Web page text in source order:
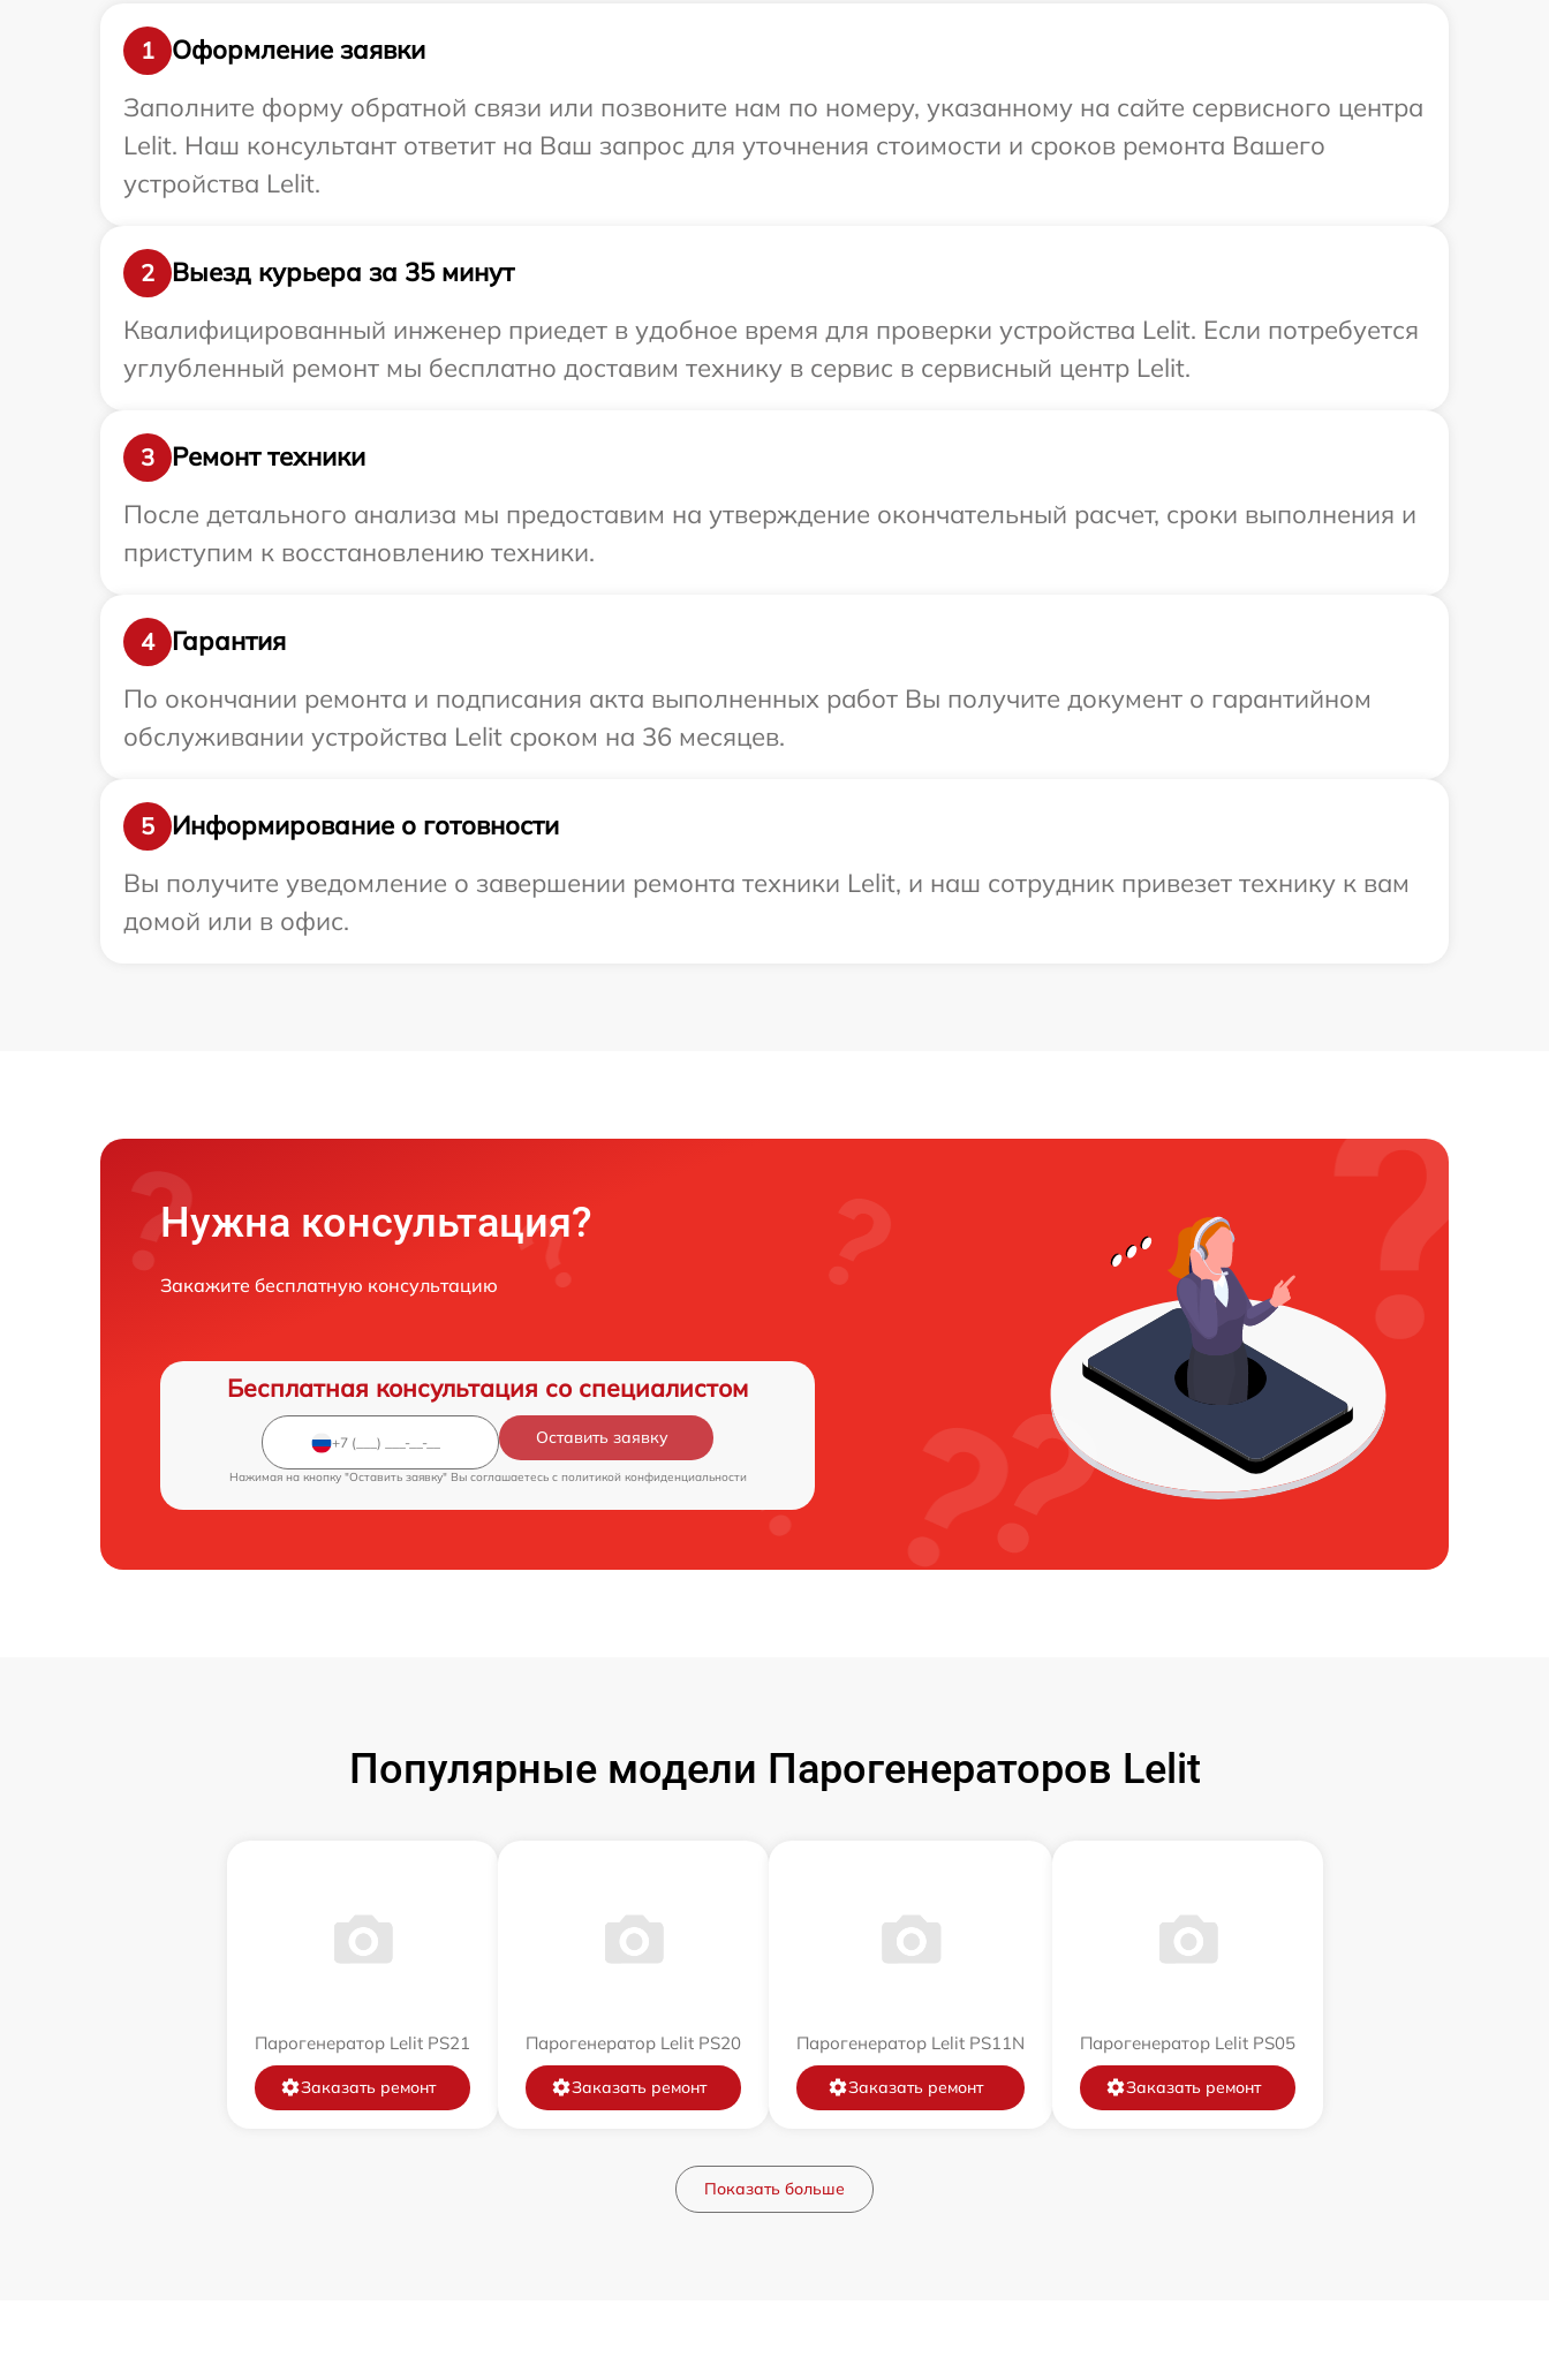
1
Оформление заявки
Заполните форму обратной связи или позвоните нам по номеру, указанному на сайте сервисного центра
Lelit. Наш консультант ответит на Ваш запрос для уточнения стоимости и сроков ремонта Вашего
устройства Lelit.
2
Выезд курьера за 35 минут
Квалифицированный инженер приедет в удобное время для проверки устройства Lelit. Если потребуется
углубленный ремонт мы бесплатно доставим технику в сервис в сервисный центр Lelit.
3
Ремонт техники
После детального анализа мы предоставим на утверждение окончательный расчет, сроки выполнения и
приступим к восстановлению техники.
4
Гарантия
По окончании ремонта и подписания акта выполненных работ Вы получите документ о гарантийном
обслуживании устройства Lelit сроком на 36 месяцев.
5
Информирование о готовности
Вы получите уведомление о завершении ремонта техники Lelit, и наш сотрудник привезет технику к вам
домой или в офис.
Нужна консультация?
Закажите бесплатную консультацию
Бесплатная консультация со специалистом
Оставить заявку
Нажимая на кнопку "Оставить заявку" Вы соглашаетесь c политикой конфиденциальности
Популярные модели Парогенераторов Lelit
Парогенератор Lelit PS21
Заказать ремонт
Парогенератор Lelit PS20
Заказать ремонт
Парогенератор Lelit PS11N
Заказать ремонт
Парогенератор Lelit PS05
Заказать ремонт
Показать больше